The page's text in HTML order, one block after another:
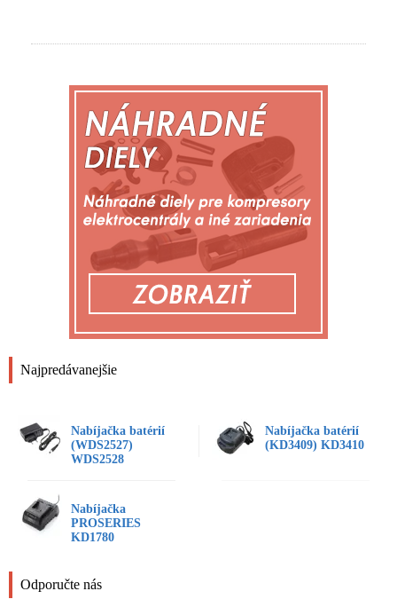
Najpredávanejšie
Nabíjačka batérií
(WDS2527)
WDS2528
Nabíjačka batérií
(KD3409) KD3410
Nabíjačka
PROSERIES
KD1780
Odporučte nás